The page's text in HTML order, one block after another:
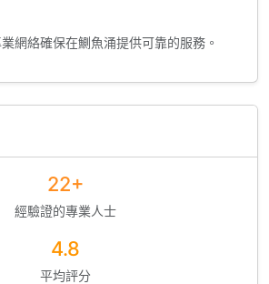
網絡確保在鰂魚涌提供可靠的服務。
22+
經驗證的專業人士
4.8
平均評分